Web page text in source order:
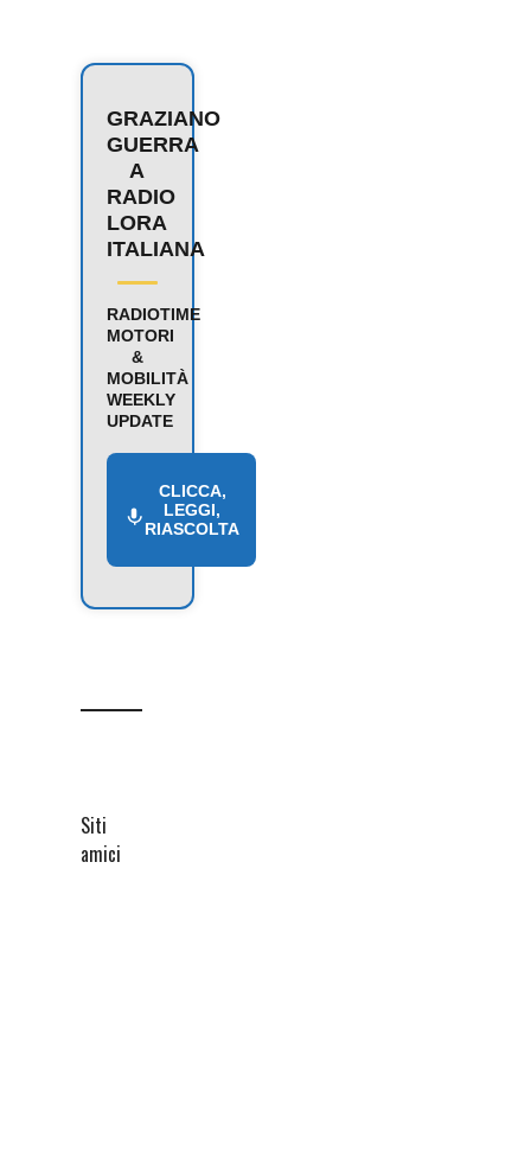
GRAZIANO
GUERRA
A
RADIO
LORA
ITALIANA
RADIOTIME
MOTORI
&
MOBILITÀ
WEEKLY
UPDATE
CLICCA,
LEGGI,
RIASCOLTA
Siti
amici